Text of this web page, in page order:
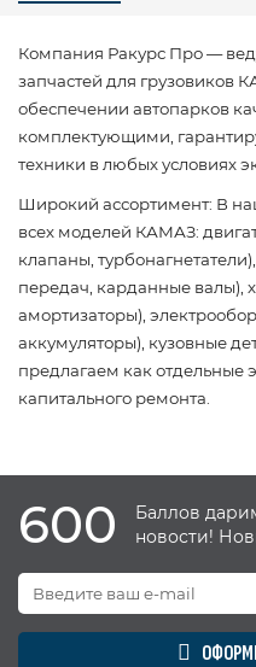
Компания Ракурс Про —
запчастей для грузовиков
обеспечении автопарков
комплектующими,
техники в любых условиях
Широкий ассортимент: В
всех моделей КАМАЗ:
клапаны,
передач, карданные валы),
амортизаторы),
аккумуляторы), кузовные
предлагаем как отдельные
капитального ремонта.
600
Баллов
новости!